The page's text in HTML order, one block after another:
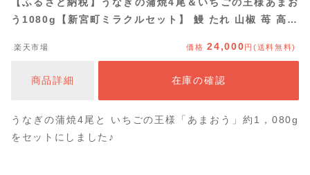
う1080g【新宮町ミラクルセット】 鰻 たれ 山椒 苺 高級
楽天市場 価格24,000円(送料無料)
商品詳細 在庫の確認
うなぎの蒲焼4尾と いちごの王様「あまおう」約1，080g
をセットにしました♪